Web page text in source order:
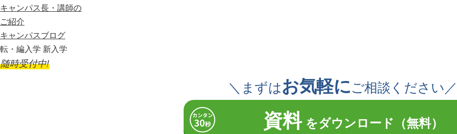
キャンパス長・講師の
ご紹介
キャンパスブログ
転・編入学 新入学
随時受付中!
＼まずはお気軽にご相談ください／
資料をダウンロード（無料）